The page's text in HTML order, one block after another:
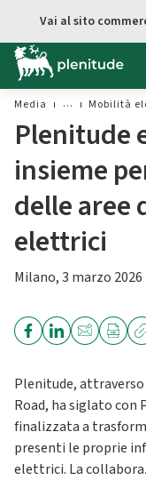
Vai al contenuto
Vai al sito
Media Mobilità
Plenitude
insieme
delle aree
elettrici
Milano, 3 marzo 2026
Plenitude,
Road, ha siglato
finalizzata a
presenti le proprie
elettrici. La